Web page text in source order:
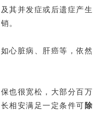
其并发症或后遗症产生
。
心脏病、肝癌等，依然
也很宽松，大部分百万
相安满足一定条件可 除